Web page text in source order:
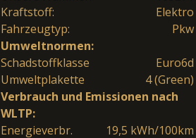
Kraftstoff:
Elektro
Fahrzeugtyp:
Pkw
Umweltnormen:
Schadstoffklasse
Euro6d
Umweltplakette
4 (Green)
Verbrauch und Emissionen nach
WLTP:
Energieverbr.
19,5 kWh/100km